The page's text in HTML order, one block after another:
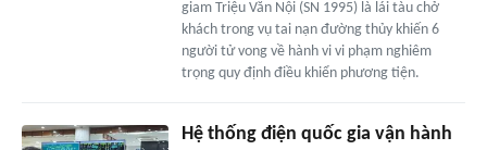
giam Triệu Văn Nội (SN 1995) là lái tàu chở
khách trong vụ tai nạn đường thủy khiến 6
người tử vong về hành vi vi phạm nghiêm
trọng quy định điều khiển phương tiện.
Hệ thống điện quốc gia vận hành